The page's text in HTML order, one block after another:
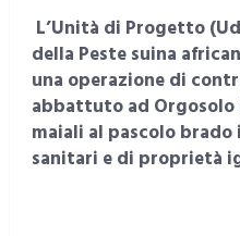
L’Unità di Progetto
della Peste suina
una operazione di
abbattuto ad Orgosolo
maiali al pascolo
sanitari e di proprietà